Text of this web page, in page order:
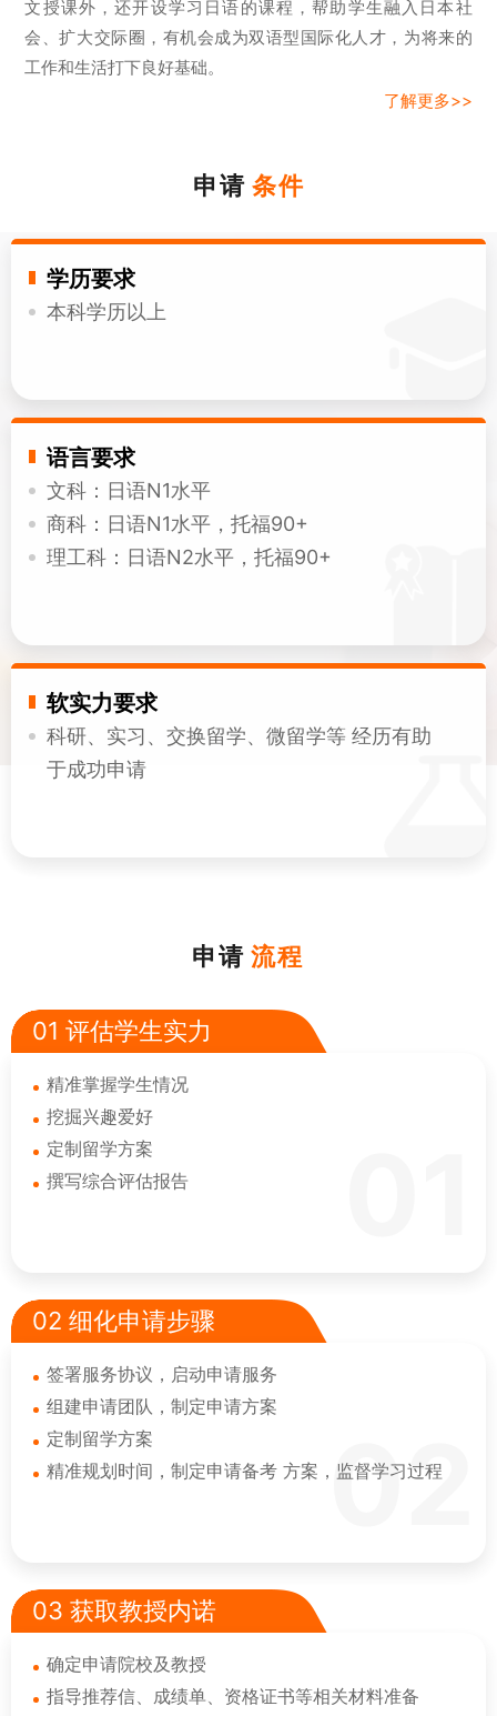
文授课外，还开设学习日语的课程，帮助学生融入日本社
会、扩大交际圈，有机会成为双语型国际化人才，为将来的
工作和生活打下良好基础。
了解更多>>
申请 条件
学历要求
本科学历以上
语言要求
文科：日语N1水平
商科：日语N1水平，托福90+
理工科：日语N2水平，托福90+
软实力要求
科研、实习、交换留学、微留学等 经历有助
于成功申请
申请 流程
01 评估学生实力
精准掌握学生情况
挖掘兴趣爱好
定制留学方案
撰写综合评估报告
02 细化申请步骤
签署服务协议，启动申请服务
组建申请团队，制定申请方案
定制留学方案
精准规划时间，制定申请备考 方案，监督学习过程
02
03 获取教授内诺
确定申请院校及教授
指导推荐信、成绩单、资格证书等相关材料准备